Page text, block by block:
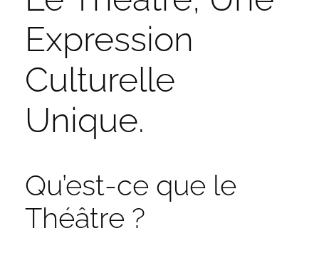
Expression
Culturelle
Unique.
Qu’est-ce que le
Théâtre ?